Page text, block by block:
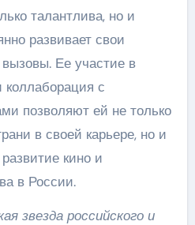
талантлива, но и
развивает свои
Ее участие в
коллаборация с
позволяют ей не только
в своей карьере, но и
кино и
в России.
звезда российского и